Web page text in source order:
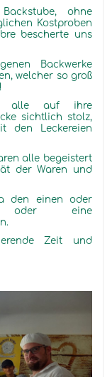
ohne
Kostproben
bescherte uns
Backwerke
welcher so groß
alle auf ihre
sichtlich stolz,
den Leckereien
alle begeistert
der Waren und
den einen oder
oder eine
Zeit und